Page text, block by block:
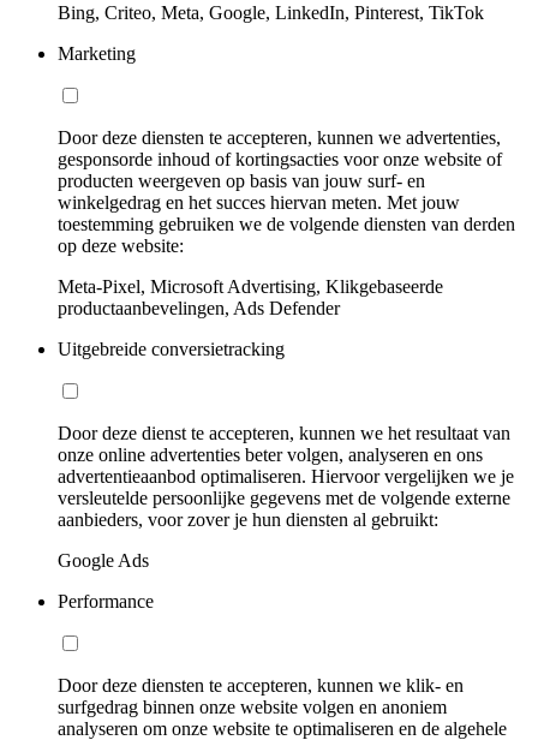
Bing, Criteo, Meta, Google, LinkedIn, Pinterest, TikTok
Marketing
Door deze diensten te accepteren, kunnen we advertenties,
gesponsorde inhoud of kortingsacties voor onze website of
producten weergeven op basis van jouw surf- en
winkelgedrag en het succes hiervan meten. Met jouw
toestemming gebruiken we de volgende diensten van derden
op deze website:
Meta-Pixel, Microsoft Advertising, Klikgebaseerde
productaanbevelingen, Ads Defender
Uitgebreide conversietracking
Door deze dienst te accepteren, kunnen we het resultaat van
onze online advertenties beter volgen, analyseren en ons
advertentieaanbod optimaliseren. Hiervoor vergelijken we je
versleutelde persoonlijke gegevens met de volgende externe
aanbieders, voor zover je hun diensten al gebruikt:
Google Ads
Performance
Door deze diensten te accepteren, kunnen we klik- en
surfgedrag binnen onze website volgen en anoniem
analyseren om onze website te optimaliseren en de algehele